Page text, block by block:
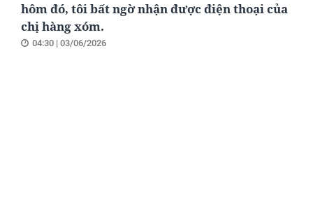
hôm đó, tôi bất ngờ nhận được điện thoại của
chị hàng xóm.
04:30 | 03/06/2026